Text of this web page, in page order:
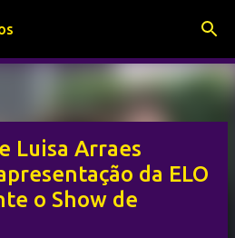
conteúdo principal
Luisa Arraes
da ELO
o Show de